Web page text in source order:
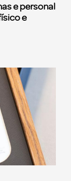
e personal
e